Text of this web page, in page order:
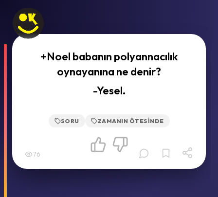
+Noel babanın polyannacılık
oynayanına ne denir?
-Yesel.
SORU ZAMANIN ÖTESINDE
76